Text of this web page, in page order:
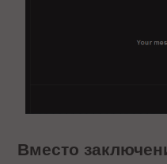
Вместо